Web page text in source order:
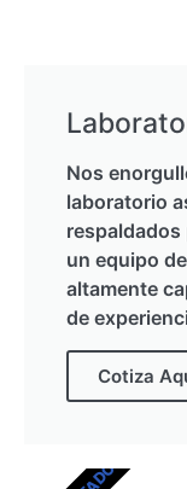
Nos
laboratorio
un equipo
altamente
de
Cotiza